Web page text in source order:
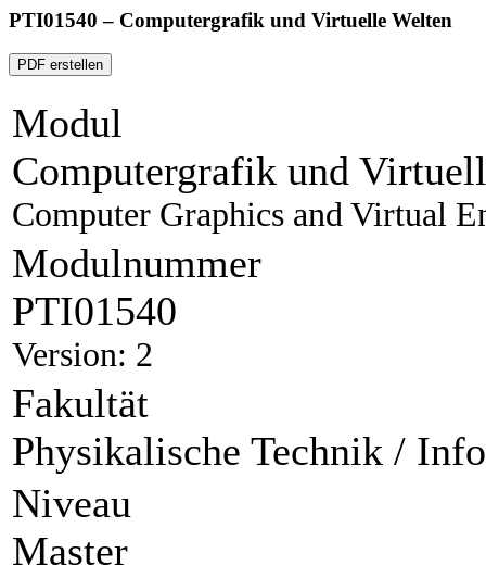
PTI01540 – Computergrafik und Virtuelle Welten
PDF erstellen
Modul
Computergrafik und
Computer Graphics and Virtual
Modulnummer
PTI01540
Version: 2
Fakultät
Physikalische Technik /
Niveau
Master